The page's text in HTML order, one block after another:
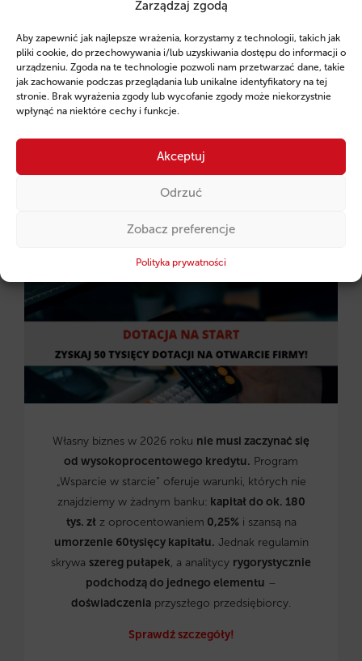
Zarządzaj zgodą
Aby zapewnić jak najlepsze wrażenia, korzystamy z technologii, takich jak
pliki cookie, do przechowywania i/lub uzyskiwania dostępu do informacji o
urządzeniu. Zgoda na te technologie pozwoli nam przetwarzać dane, takie
jak zachowanie podczas przeglądania lub unikalne identyfikatory na tej
stronie. Brak wyrażenia zgody lub wycofanie zgody może niekorzystnie
wpłynąć na niektóre cechy i funkcje.
Akceptuj
Odrzuć
Zobacz preferencje
Polityka prywatności
dochodowego nawet przez 15 lat
na starcie.
Sprawdź szczegóły!
CZYTAJ WIĘCEJ →
2026-01-23 09:12:48
Własny biznes w 2026 roku nie musi zaczynać się
od wysokoprocentowego kredytu. Program
„Wsparcie w starcie” oferuje warunki, których nie
znajdziemy w żadnym banku: kapitał do ok. 180
tys. zł z oprocentowaniem 0,25%i szansą na
umorzenie 60tysięcy kapitału. Jednak regulamin
skrywa szereg pułapek, a analitycy rygorystycznie
podchodzą do jednego elementu –
doświadczenia przyszłego przedsiębiorcy.
Sprawdź szczegóły!